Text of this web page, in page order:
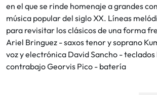
en el que se rinde homenaje a grandes
música popular del siglo XX. Líneas
para revisitar los clásicos de una forma
Ariel Bringuez - saxos tenor y soprano
voz y electrónica David Sancho -
contrabajo Georvis Pico - batería